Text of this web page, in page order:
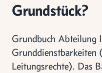
Grundstück?
Grundbuch Abteilung
Grunddienstbarkeiten
Leitungsrechte). Das